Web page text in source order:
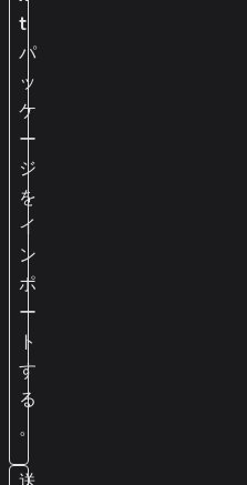
t
パ
ッ
ケ
ー
ジ
を
イ
ン
ポ
ー
ト
す
る
。